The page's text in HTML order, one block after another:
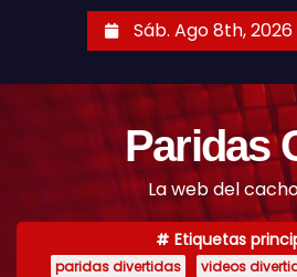
Sáb. Ago 8th, 2026
Paridas
La web del
Etiquetas
paridas divertidas videos